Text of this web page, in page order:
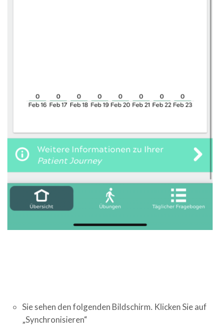
Sie sehen den folgenden Bildschirm. Klicken Sie auf
„Synchronisieren“